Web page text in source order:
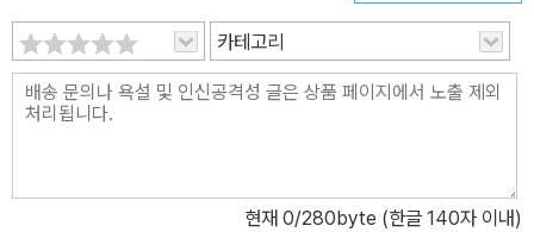
카테고리
현재 0/280byte (한글 140자 이내)